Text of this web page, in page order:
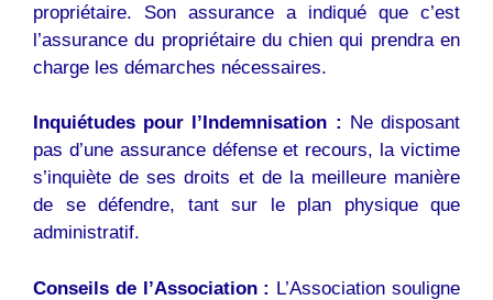
propriétaire. Son assurance a indiqué que c’est
l’assurance du propriétaire du chien qui prendra en
charge les démarches nécessaires.
Inquiétudes pour l’Indemnisation : Ne disposant
pas d’une assurance défense et recours, la victime
s’inquiète de ses droits et de la meilleure manière
de se défendre, tant sur le plan physique que
administratif.
Conseils de l’Association : L’Association souligne